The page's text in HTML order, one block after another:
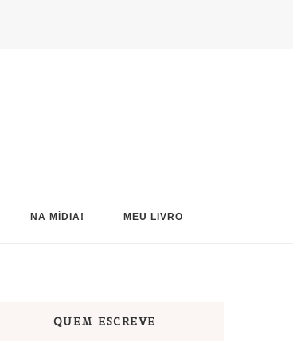
NA MÍDIA! MEU LIVRO
QUEM ESCREVE